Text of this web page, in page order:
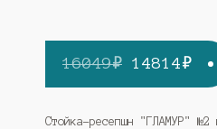
16049₽
цена
14814₽
Стойка-ресепшн "ГЛАМУР" №2